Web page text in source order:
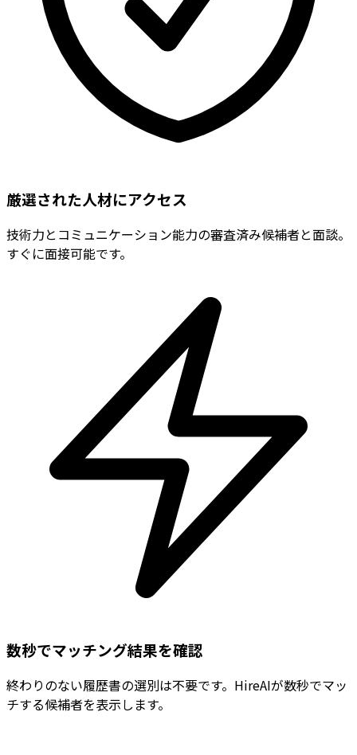
厳選された人材にアクセス
技術力とコミュニケーション能力の審査済み候補者と面談。
すぐに面接可能です。
数秒でマッチング結果を確認
終わりのない履歴書の選別は不要です。HireAIが数秒でマッ
チする候補者を表示します。